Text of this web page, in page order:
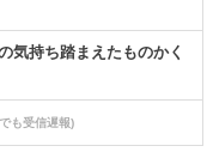
気持ち踏まえたものかく
も受信遅報)